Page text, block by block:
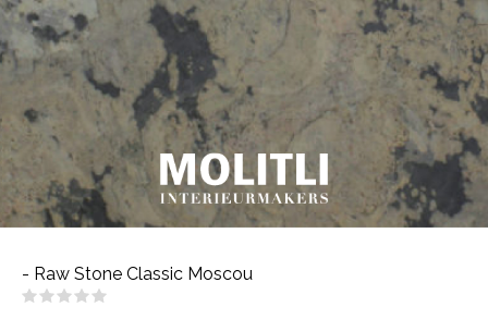
- Raw Stone Classic Moscou